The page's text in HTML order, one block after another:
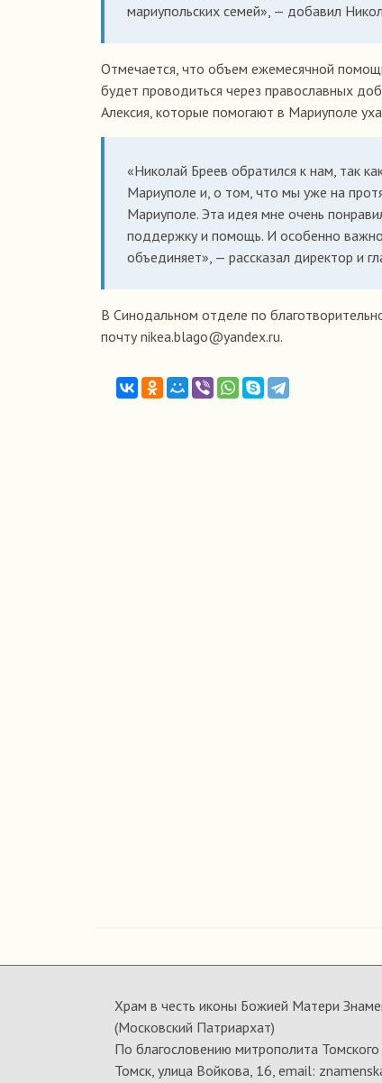
мариупольских семей», — добавил
Отмечается, что объем ежемесячной
будет проводиться через православных
Алексия, которые помогают в Мариуполе
«Николай Бреев обратился к нам, так
Мариуполе и, о том, что мы уже на
Мариуполе. Эта идея мне очень
поддержку и помощь. И особенно
объединяет», — рассказал директор и
В Синодальном отделе по
почту nikea.blago@yandex.ru.
Храм в честь иконы Божией Матери
(Московский Патриархат)
По благословению митрополита Томского
Томск, улица Войкова, 16, email: